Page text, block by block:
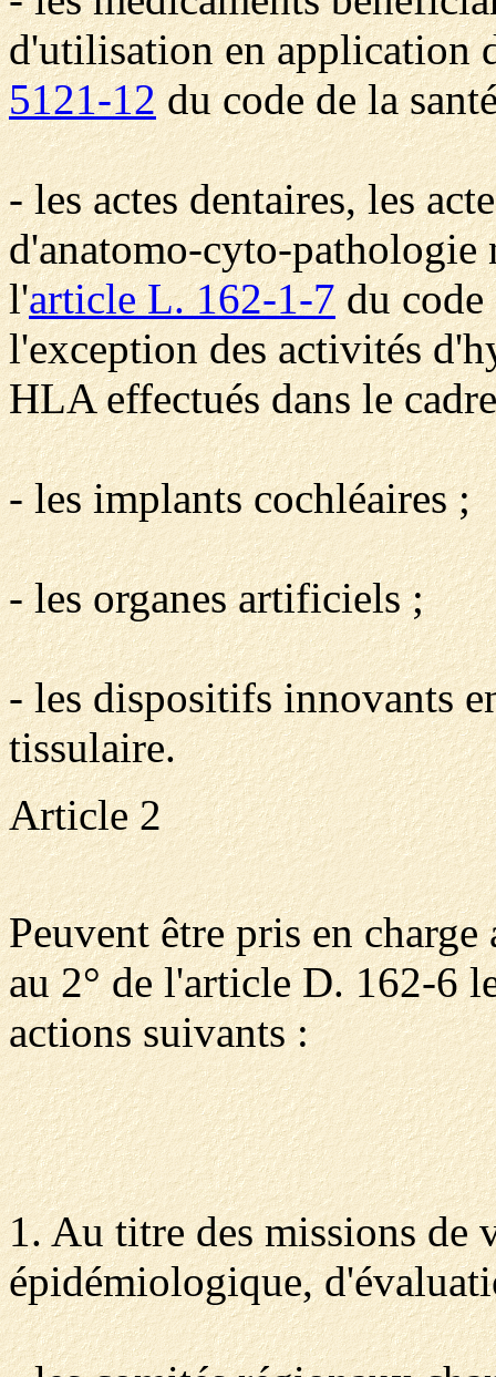
d'utilisation en application
5121-12du code de la
- les actes dentaires, les
d'anatomo-cyto-pathologie
l'article L. 162-1-7du code
l'exception des activités
HLA effectués dans le
- les implants cochléaires ;
- les organes artificiels ;
- les dispositifs innovants
tissulaire.
Article 2
Peuvent être pris en
au 2° de l'article D. 162-6
actions suivants :
1. Au titre des missions de
épidémiologique,